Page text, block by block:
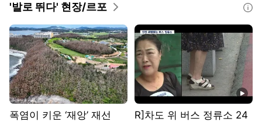
'발로 뛰다' 현장/르포
폭염이 키운 ‘재앙’ 재선
R]차도 위 버스 정류소 24